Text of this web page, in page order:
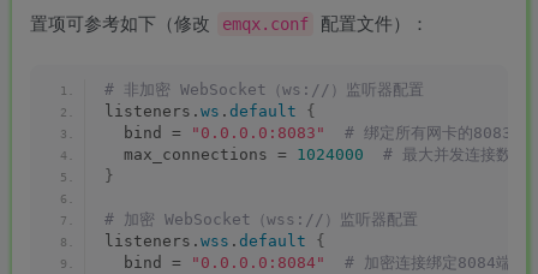
置项可参考如下（修改
emqx.conf 配置文件）：
# 非加密 WebSocket（ws://）监听器配置
listeners. ws . default
{
  bind =
"0.0.0.0:8083"
# 绑定所有网卡的8083端
  max_connections =
1024000
# 最大并发连接数，
}
# 加密 WebSocket（wss://）监听器配置
listeners. wss . default
{
  bind =
"0.0.0.0:8084"
# 加密连接绑定8084端口